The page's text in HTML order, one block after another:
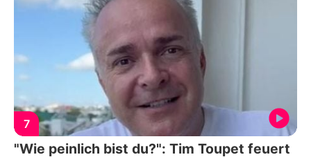
7
"Wie peinlich bist du?": Tim Toupet feuert